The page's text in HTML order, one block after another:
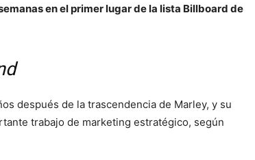
en el primer lugar de la lista Billboard de
después de la trascendencia de Marley, y su
trabajo de marketing estratégico, según